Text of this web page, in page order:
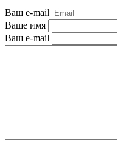
Ваш e-mail
Ваше имя
Ваш e-mail